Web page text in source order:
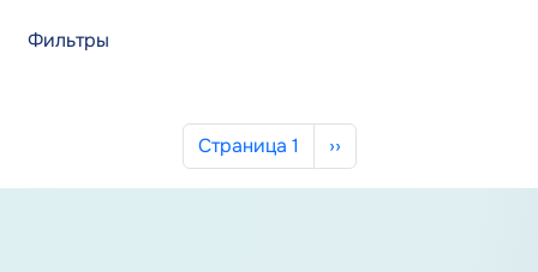
Фильтры
Нумерация страниц
Страница 1 Следующая страница
››